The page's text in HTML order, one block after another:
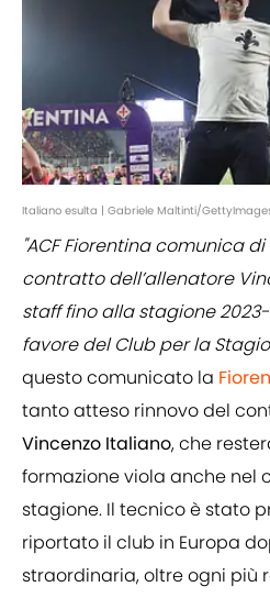
Italiano esulta | Gabriele Maltinti/
"ACF Fiorentina comunica
contratto dell’allenatore
staff fino alla stagione
favore del Club per la
questo comunicato la
tanto atteso rinnovo del
Vincenzo Italiano, che
formazione viola anche nel
stagione. Il tecnico è stato
riportato il club in Europa
straordinaria, oltre ogni più